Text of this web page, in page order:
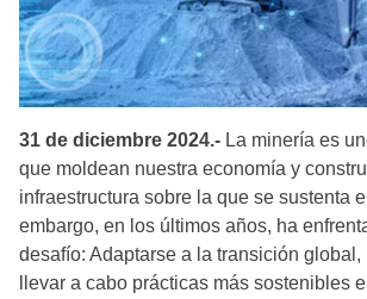
31 de diciembre 2024.- La minería es
que moldean nuestra economía y
infraestructura sobre la que se sustenta
embargo, en los últimos años, ha
desafío: Adaptarse a la transición
llevar a cabo prácticas más sostenibles